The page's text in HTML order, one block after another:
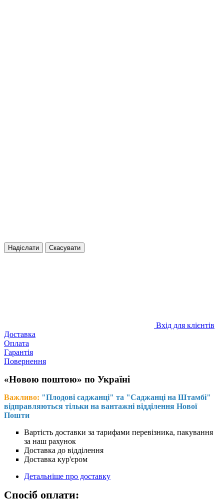
Надіслати Скасувати
Вхід для клієнтів
Доставка
Оплата
Гарантія
Повернення
«Новою поштою» по Україні
Важливо: "Плодові саджанці" та "Саджанці на Штамбі"
відправляються тільки на вантажні відділення Нової
Пошти
Вартість доставки за тарифами перевізника, пакування
за наш рахунок
Доставка до відділення
Доставка кур'єром
Детальніше про доставку
Спосіб оплати: